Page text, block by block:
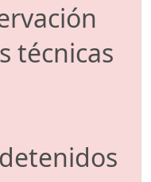
técnicas